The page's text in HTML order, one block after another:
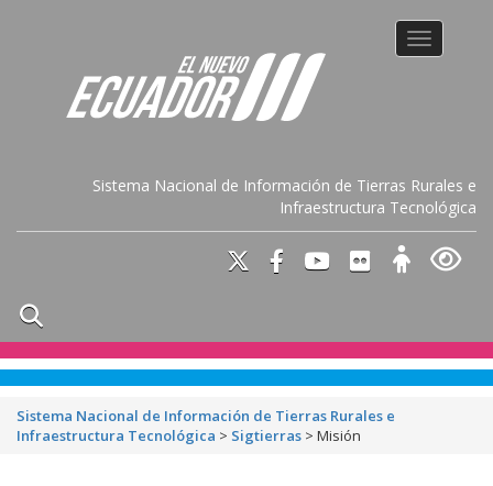
Sistema Nacional de Información de Tierras Rurales e
Infraestructura Tecnológica
Toggle
Sistema Nacional de Información de Tierras Rurales e
Infraestructura Tecnológica > Sigtierras > Misión